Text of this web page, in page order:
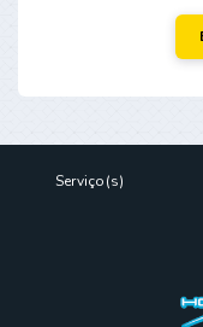
Serviço(s)